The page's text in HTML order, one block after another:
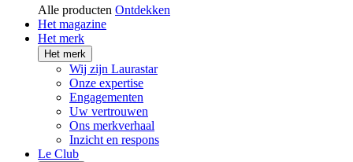
Alle producten Ontdekken
Het magazine
Het merk
Het merk
Wij zijn Laurastar
Onze expertise
Engagementen
Uw vertrouwen
Ons merkverhaal
Inzicht en respons
Le Club